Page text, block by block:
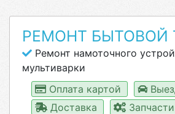
РЕМОНТ БЫТОВОЙ
Ремонт намоточного
мультиварки
Оплата картой
Доставка
Запчасти